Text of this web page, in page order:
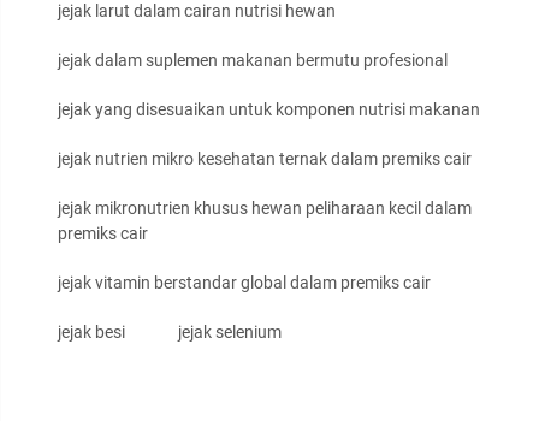
jejak larut dalam cairan nutrisi hewan
jejak dalam suplemen makanan bermutu profesional
jejak yang disesuaikan untuk komponen nutrisi makanan
jejak nutrien mikro kesehatan ternak dalam premiks cair
jejak mikronutrien khusus hewan peliharaan kecil dalam
premiks cair
jejak vitamin berstandar global dalam premiks cair
jejak besi jejak selenium